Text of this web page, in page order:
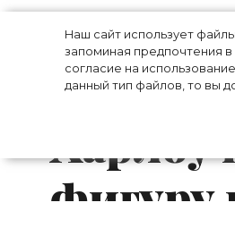
Наш сайт использует
запоминая предпочтения
согласие на
данный тип файлов, то вы
Харлоу
фигуру